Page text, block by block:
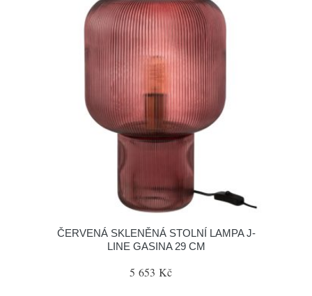
ČERVENÁ SKLENĚNÁ STOLNÍ LAMPA J-
LINE GASINA 29 CM
5 653 Kč